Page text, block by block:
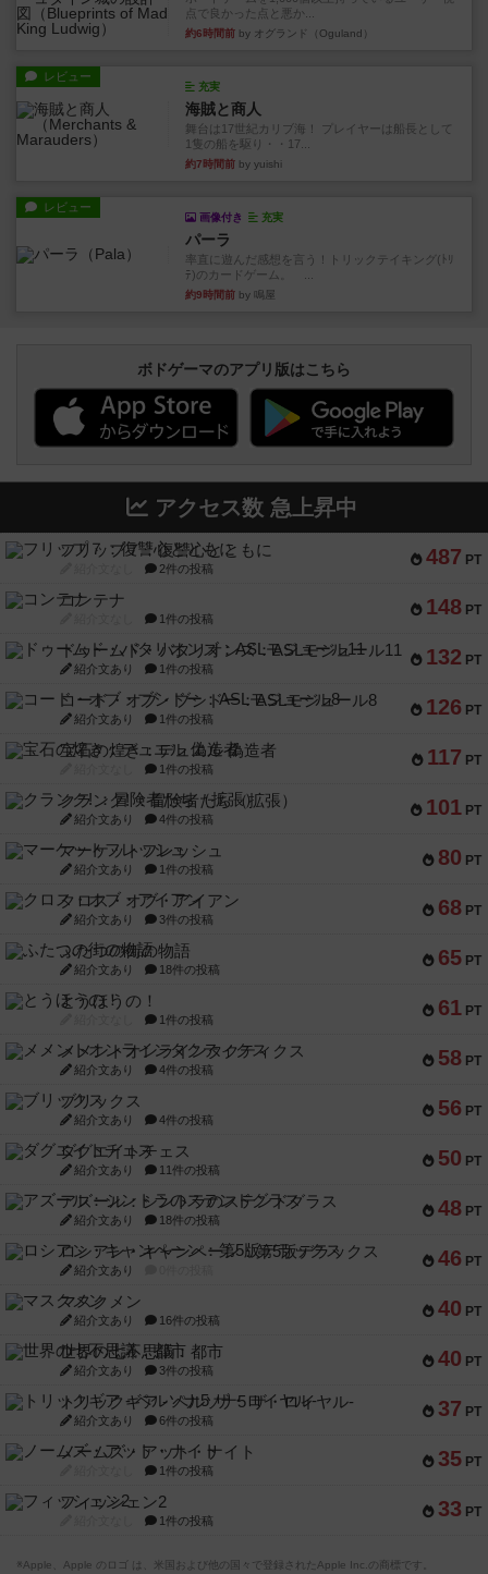
点で良かった点と悪か...
約6時間前 by オグランド（Oguland）
レビュー
充実
海賊と商人
舞台は17世紀カリブ海！ プレイヤーは船長として
1隻の船を駆り・・17...
約7時間前 by yuishi
レビュー
画像付き 充実
パーラ
率直に遊んだ感想を言う！トリックテイキング(ﾄﾘ
ﾃ)のカードゲーム。 ...
約9時間前 by 鳴屋
ボドゲーマのアプリ版はこちら
アクセス数 急上昇中
487 PT
フリップ７：復讐心とともに
2件の投稿
148 PT
コンテナ
1件の投稿
132 PT
ドゥームド・バタリオンズ：ASLモジュール11
紹介文あり 1件の投稿
126 PT
コード・オブ・ブシドー：ASLモジュール8
紹介文あり 1件の投稿
117 PT
宝石の煌き：デュエル 偽造者
1件の投稿
101 PT
クランク! ：冒険者たち（拡張）
紹介文あり 4件の投稿
80 PT
マーケットフレッシュ
紹介文あり 1件の投稿
68 PT
クロス・オブ・アイアン
紹介文あり 3件の投稿
65 PT
ふたつの街の物語
紹介文あり 18件の投稿
61 PT
とうほうの！
1件の投稿
58 PT
メメントオンラインタクティクス
紹介文あり 4件の投稿
56 PT
ブリックス
紹介文あり 4件の投稿
50 PT
ダグエイトチェス
紹介文あり 11件の投稿
48 PT
アズール：シントラのステンドグラス
紹介文あり 18件の投稿
46 PT
ロシアン・キャンペーン：第5版デラックス
紹介文あり
40 PT
マスクメン
紹介文あり 16件の投稿
40 PT
世界の七不思議：都市
紹介文あり 3件の投稿
37 PT
トリックギア - ペルソナ5 ザ・ロイヤル-
紹介文あり 6件の投稿
35 PT
ノームズ・アット・ナイト
1件の投稿
33 PT
フィッシェン2
1件の投稿
※Apple、Apple のロゴ は、米国および他の国々で登録されたApple Inc.の商標です。